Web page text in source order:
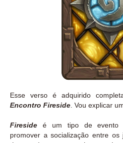
Esse verso é adquirido
Encontro Fireside . Vou explicar
Fireside é um tipo de evento
promover a socialização entre